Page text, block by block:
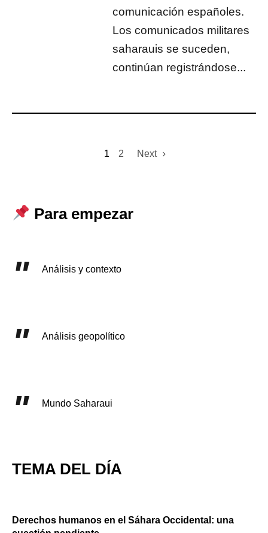
comunicación españoles.
Los comunicados militares
saharauis se suceden,
continúan registrándose...
1 2 Next
Para empezar
Análisis y contexto
Análisis geopolítico
Mundo Saharaui
TEMA DEL DÍA
Derechos humanos en el Sáhara Occidental: una